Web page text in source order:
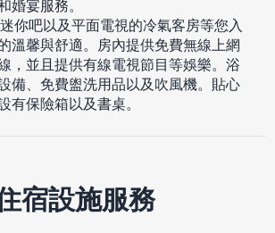
婚宴服務。
你吧以及平面電視的冷氣客房等您入
溫馨與舒適。房內提供免費無線上網
，並且提供有線電視節目等娛樂。浴
備、免費盥洗用品以及吹風機。貼心
有保險箱以及書桌。
宿設施服務